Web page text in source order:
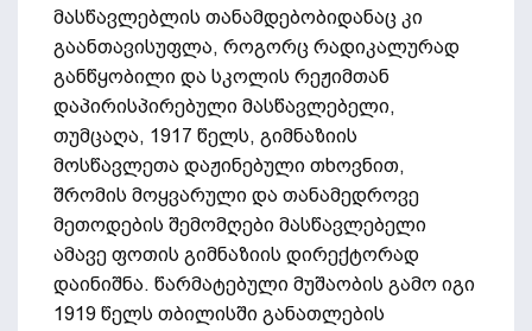
მასწავლებლის თანამდებობიდანაც კი
გაანთავისუფლა, როგორც რადიკალურად
განწყობილი და სკოლის რეჟიმთან
დაპირისპირებული მასწავლებელი,
თუმცაღა, 1917 წელს, გიმნაზიის
მოსწავლეთა დაჟინებული თხოვნით,
შრომის მოყვარული და თანამედროვე
მეთოდების შემომღები მასწავლებელი
ამავე ფოთის გიმნაზიის დირექტორად
დაინიშნა. წარმატებული მუშაობის გამო იგი
1919 წელს თბილისში განათლების